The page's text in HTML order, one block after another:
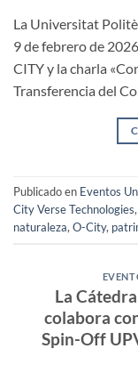
La Universitat
9 de febrero de
CITY y la charla
Transferencia del
Publicado en Eventos
City Verse Technologies,
naturaleza, O-City,
La
colabora
Spin-Off